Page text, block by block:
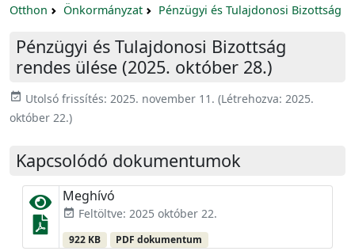
Otthon Önkormányzat Pénzügyi és Tulajdonosi Bizottság
Pénzügyi és Tulajdonosi Bizottság
rendes ülése (2025. október 28.)
event_available Utolsó frissítés: 2025. november 11. (Létrehozva: 2025.
október 22.)
Kapcsolódó dokumentumok
Meghívó
event_available Feltöltve: 2025 október 22.
922 KB PDF dokumentum